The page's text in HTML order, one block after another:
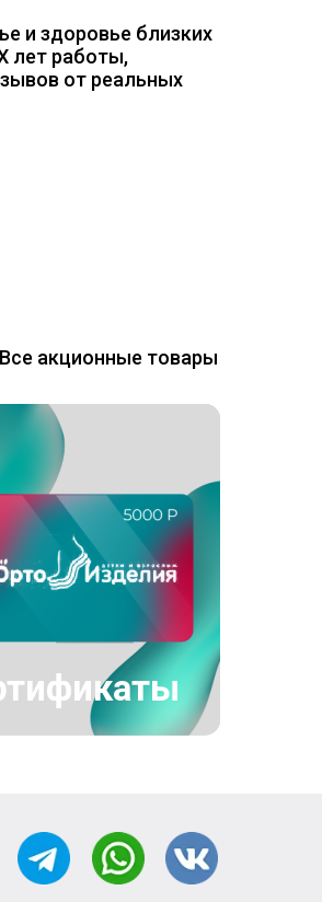
и здоровье близких
лет работы,
от реальных
Все акционные товары